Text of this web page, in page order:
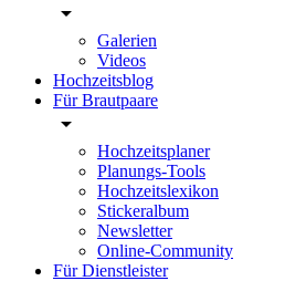
Galerien
Videos
Hochzeitsblog
Für Brautpaare
Hochzeitsplaner
Planungs-Tools
Hochzeitslexikon
Stickeralbum
Newsletter
Online-Community
Für Dienstleister